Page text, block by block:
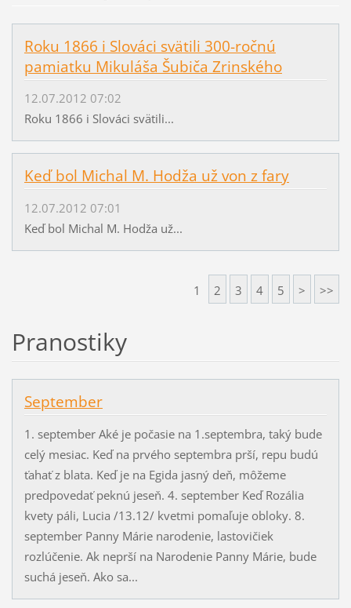
Roku 1866 i Slováci svätili 300-ročnú
pamiatku Mikuláša Šubiča Zrinského
12.07.2012 07:02
Roku 1866 i Slováci svätili...
Keď bol Michal M. Hodža už von z fary
12.07.2012 07:01
Keď bol Michal M. Hodža už...
1 2 3 4 5 > >>
Pranostiky
September
1. september Aké je počasie na 1.septembra, taký bude
celý mesiac. Keď na prvého septembra prší, repu budú
ťahať z blata. Keď je na Egida jasný deň, môžeme
predpovedať peknú jeseň. 4. september Keď Rozália
kvety páli, Lucia /13.12/ kvetmi pomaľuje obloky. 8.
september Panny Márie narodenie, lastovičiek
rozlúčenie. Ak neprší na Narodenie Panny Márie, bude
suchá jeseň. Ako sa...